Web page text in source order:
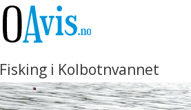
Fisking i Kolbotnvannet